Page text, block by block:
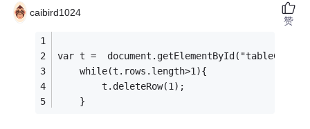
caibird1024
var t =
	while(t.rows.length>1){
		t.deleteRow(1);
	}
赞